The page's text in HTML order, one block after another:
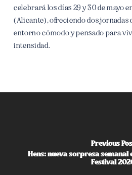
celebrará los días 29 y 30 de mayo
(Alicante), ofreciendo dos jornadas
entorno cómodo y pensado para
intensidad.
Previous
Hens: nueva sorpresa semanal
Festival